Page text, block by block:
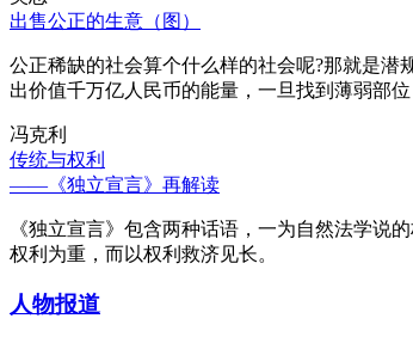
出售公正的生意（图）
公正稀缺的社会算个什么样的社会呢?那就是
出价值千万亿人民币的能量，一旦找到薄弱部
冯克利
传统与权利
——《独立宣言》再解读
《独立宣言》包含两种话语，一为自然法学说
权利为重，而以权利救济见长。
人物报道